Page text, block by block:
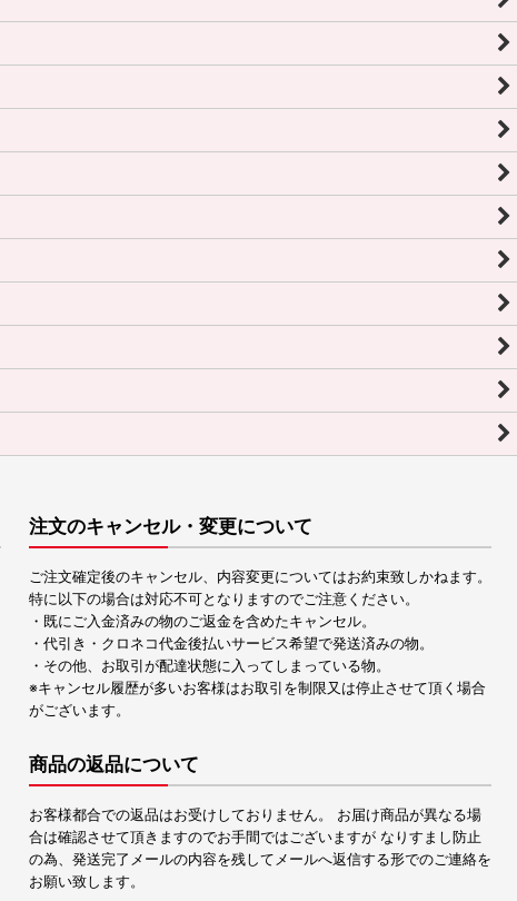
注文のキャンセル・変更について
ご注文確定後のキャンセル、内容変更についてはお約束致しかねます。
特に以下の場合は対応不可となりますのでご注意ください。
・既にご入金済みの物のご返金を含めたキャンセル。
・代引き・クロネコ代金後払いサービス希望で発送済みの物。
・その他、お取引が配達状態に入ってしまっている物。
※キャンセル履歴が多いお客様はお取引を制限又は停止させて頂く場合
がございます。
商品の返品について
お客様都合での返品はお受けしておりません。 お届け商品が異なる場
合は確認させて頂きますのでお手間ではございますが なりすまし防止
の為、発送完了メールの内容を残してメールへ返信する形でのご連絡を
お願い致します。